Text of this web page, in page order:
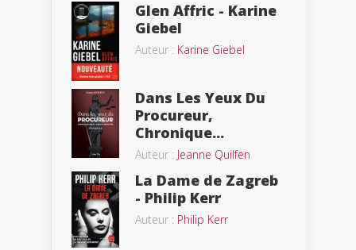
Glen Affric - Karine
Giebel
Auteur : Karine Giebel
Dans Les Yeux Du
Procureur,
Chronique...
Auteur : Jeanne Quilfen
La Dame de Zagreb
- Philip Kerr
Auteur : Philip Kerr